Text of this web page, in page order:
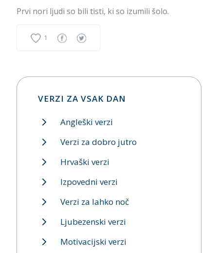
Prvi nori ljudi so bili tisti, ki so izumili šolo.
1
VERZI ZA VSAK DAN
Angleški verzi
Verzi za dobro jutro
Hrvaški verzi
Izpovedni verzi
Verzi za lahko noč
Ljubezenski verzi
Motivacijski verzi